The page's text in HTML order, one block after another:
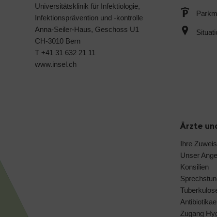
Universitätsklinik für Infektiologie,
Infektionsprävention und -kontrolle
Anna-Seiler-Haus, Geschoss U1
CH-3010 Bern
T +41 31 632 21 11
www.insel.ch
Ärzte
Ihre
Unser
Konsilien
Zugang